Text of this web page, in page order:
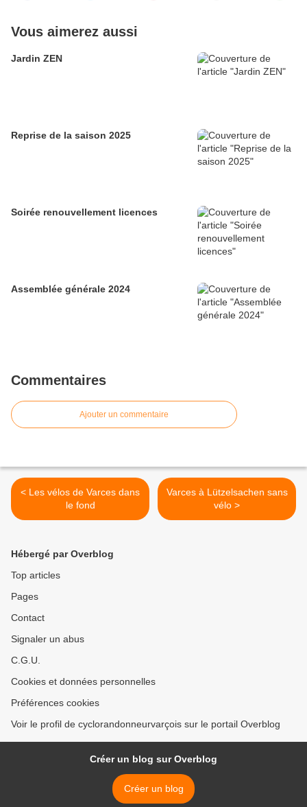
Vous aimerez aussi
Jardin ZEN
Reprise de la saison 2025
Soirée renouvellement licences
Assemblée générale 2024
Commentaires
Ajouter un commentaire
< Les vélos de Varces dans
le fond
Varces à Lützelsachen sans
vélo >
Hébergé par Overblog
Top articles
Pages
Contact
Signaler un abus
C.G.U.
Cookies et données personnelles
Préférences cookies
Voir le profil de cyclorandonneurvarçois sur le portail Overblog
Créer un blog sur Overblog
Créer un blog